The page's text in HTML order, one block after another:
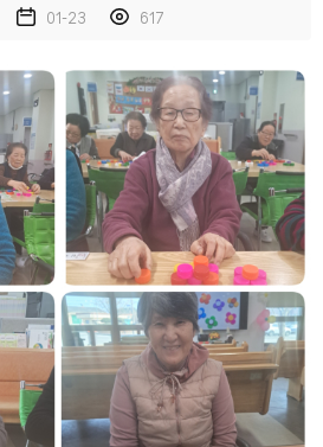
01-23 617